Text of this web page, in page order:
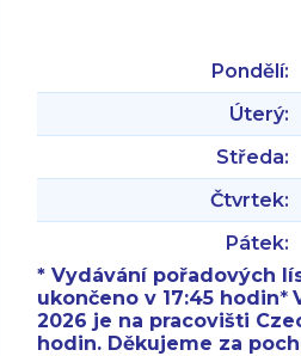
Pondělí:
Úterý:
Středa:
Čtvrtek:
Pátek:
* Vydávání pořadových
ukončeno v 17:45 hodin*
2026 je na pracovišti
hodin. Děkujeme za